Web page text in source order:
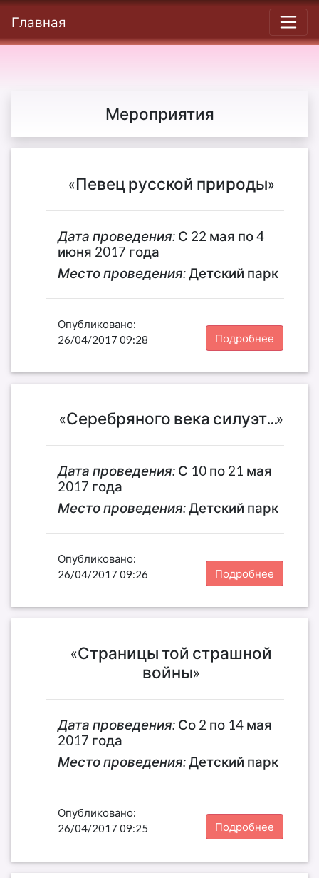
Главная
Мероприятия
«Певец русской природы»
Дата проведения: С 22 мая по 4
июня 2017 года
Место проведения: Детский парк
Опубликовано:
26/04/2017 09:28
Подробнее
«Серебряного века силуэт...»
Дата проведения: С 10 по 21 мая
2017 года
Место проведения:Детский парк
Опубликовано:
26/04/2017 09:26
Подробнее
«Страницы той страшной
войны»
Дата проведения: Со 2 по 14 мая
2017 года
Место проведения:Детский парк
Опубликовано:
26/04/2017 09:25
Подробнее